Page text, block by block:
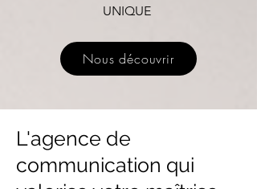
UNIQUE
Nous découvrir
L'agence de
communication qui